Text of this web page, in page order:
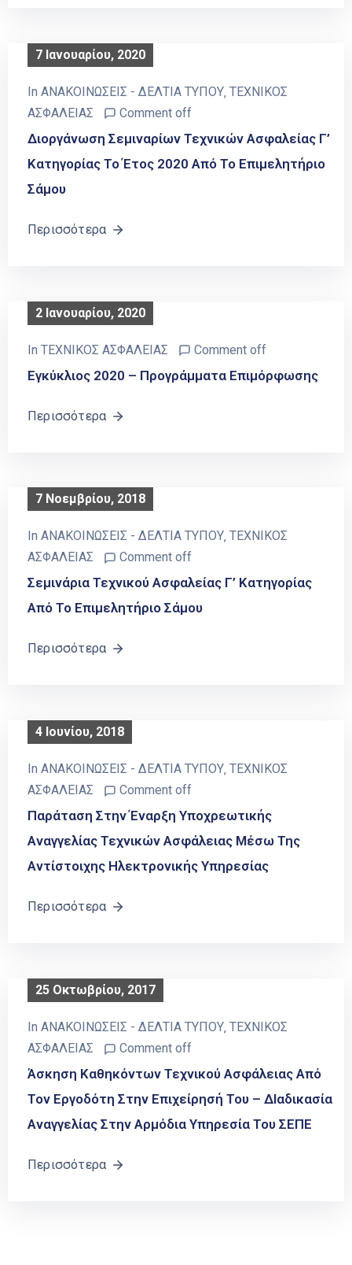
7 Ιανουαρίου, 2020
In ΑΝΑΚΟΙΝΩΣΕΙΣ - ΔΕΛΤΙΑ ΤΥΠΟΥ ΤΕΧΝΙΚΟΣ
ΑΣΦΑΛΕΙΑΣ
Comment off
Διοργάνωση Σεμιναρίων Τεχνικών Ασφαλείας Γ’
Κατηγορίας Το Έτος 2020 Από Το Επιμελητήριο
Σάμου
Περισσότερα
2 Ιανουαρίου, 2020
In ΤΕΧΝΙΚΟΣ ΑΣΦΑΛΕΙΑΣ Comment off
Εγκύκλιος 2020 – Προγράμματα Επιμόρφωσης
Περισσότερα
7 Νοεμβρίου, 2018
In ΑΝΑΚΟΙΝΩΣΕΙΣ - ΔΕΛΤΙΑ ΤΥΠΟΥ‚ ΤΕΧΝΙΚΟΣ
ΑΣΦΑΛΕΙΑΣ
Comment off
Σεμινάρια Τεχνικού Ασφαλείας Γ’ Κατηγορίας
Από Το Επιμελητήριο Σάμου
Περισσότερα
4 Ιουνίου, 2018
In ΑΝΑΚΟΙΝΩΣΕΙΣ - ΔΕΛΤΙΑ ΤΥΠΟΥ‚ ΤΕΧΝΙΚΟΣ
ΑΣΦΑΛΕΙΑΣ
Comment off
Παράταση Στην Έναρξη Υποχρεωτικής
Αναγγελίας Τεχνικών Ασφάλειας Μέσω Της
Αντίστοιχης Ηλεκτρονικής Υπηρεσίας
Περισσότερα
25 Οκτωβρίου, 2017
In ΑΝΑΚΟΙΝΩΣΕΙΣ - ΔΕΛΤΙΑ ΤΥΠΟΥ‚ ΤΕΧΝΙΚΟΣ
ΑΣΦΑΛΕΙΑΣ
Comment off
Άσκηση Καθηκόντων Τεχνικού Ασφάλειας Από
Τον Εργοδότη Στην Επιχείρησή Του – ∆ιαδικασία
Αναγγελίας Στην Αρμόδια Υπηρεσία Του ΣΕΠΕ
Περισσότερα